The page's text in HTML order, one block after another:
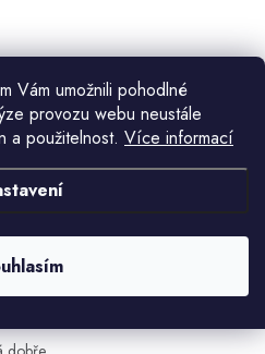
Vám umožnili pohodlné
provozu webu neustále
a použitelnost. Více informací
že návod je len v polsky a
Vágnerová